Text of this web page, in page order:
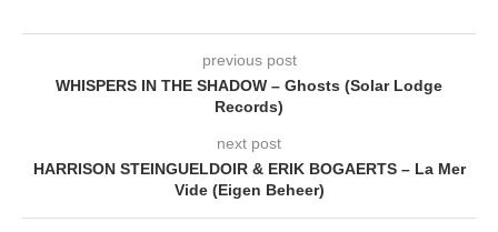
previous post
WHISPERS IN THE SHADOW – Ghosts (Solar Lodge
Records)
next post
HARRISON STEINGUELDOIR & ERIK BOGAERTS – La Mer
Vide (Eigen Beheer)